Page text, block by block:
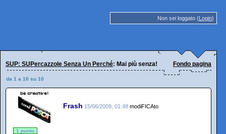
Non sei loggato (Login)
SUP: SUPercazzole Senza Un Perché: Mai più senza! Fondo pagina
da 1 a 10 su 10
Frash 15/06/2009, 01:48 modiFICAto
1 punto